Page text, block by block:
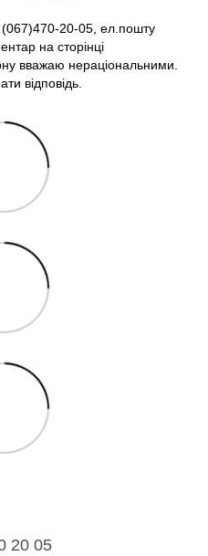
20-05, ел.пошту
на сторінці
вважаю нераціональними.
відповідь.
20 05